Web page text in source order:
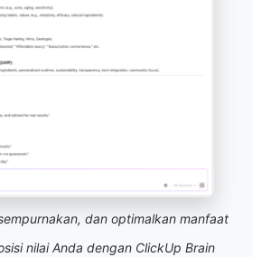
dan optimalkan manfaat
nilai Anda dengan ClickUp Brain